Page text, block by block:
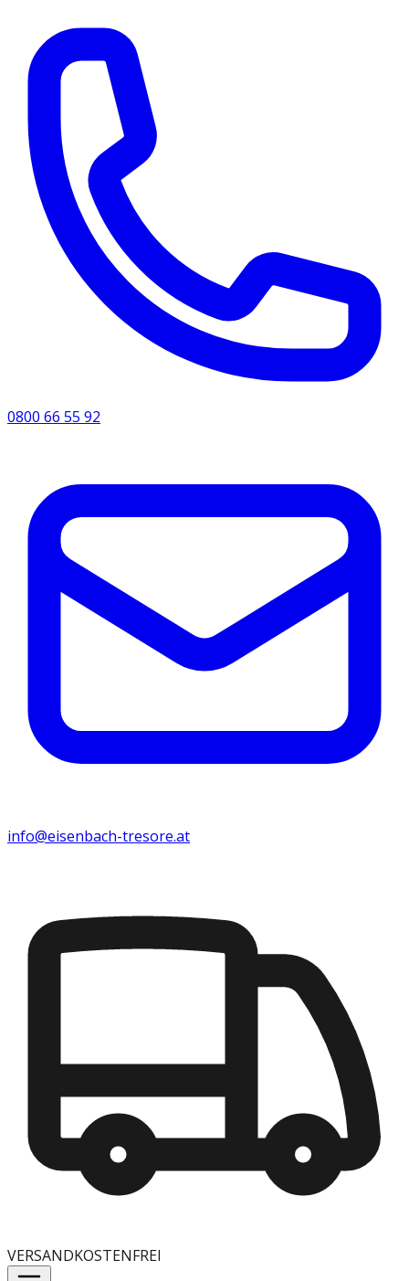
0800 66 55 92
info@eisenbach-tresore.at
VERSANDKOSTENFREI